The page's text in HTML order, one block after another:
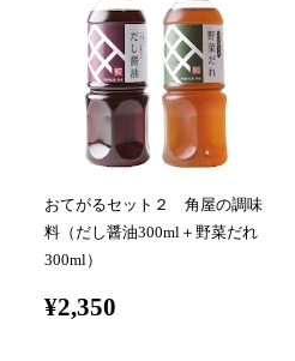
おてがるセット２ 角屋の調味
料（だし醤油300ml＋野菜だれ
300ml）
¥2,350